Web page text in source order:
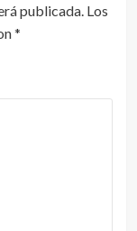
publicada. Los
*